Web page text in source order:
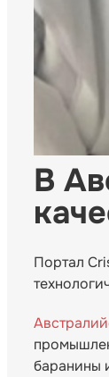
В
Портал
баранины